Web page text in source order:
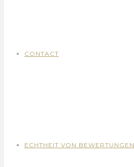
CONTACT
ECHTHEIT VON BEWERTUNGEN